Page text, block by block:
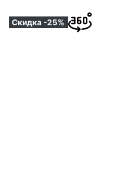
Скидка -25%